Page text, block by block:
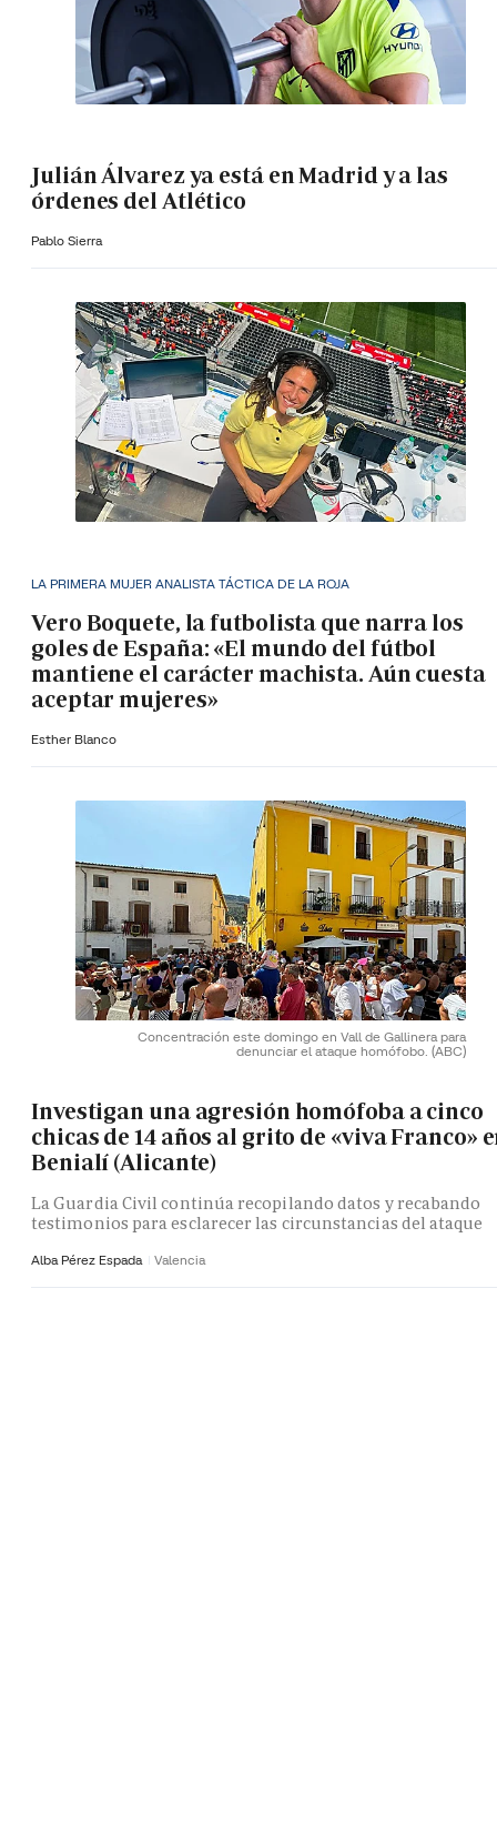
Julián Álvarez ya está en Madrid y a las
órdenes del Atlético
Pablo Sierra
LA PRIMERA MUJER ANALISTA TÁCTICA DE LA ROJA
Vero Boquete, la futbolista que narra los
goles de España: «El mundo del fútbol
mantiene el carácter machista. Aún cuesta
aceptar mujeres»
Esther Blanco
Concentración este domingo en Vall de Gallinera para
denunciar el ataque homófobo. (ABC)
Investigan una agresión homófoba a cinco
chicas de 14 años al grito de «viva Franco»
Benialí (Alicante)
La Guardia Civil continúa recopilando datos y recabando
testimonios para esclarecer las circunstancias del ataque
Alba Pérez Espada Valencia